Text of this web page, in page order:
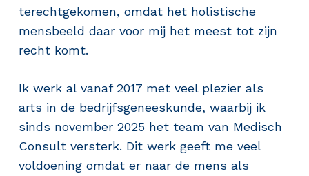
terechtgekomen, omdat het holistische
mensbeeld daar voor mij het meest tot zijn
recht komt.
Ik werk al vanaf 2017 met veel plezier als
arts in de bedrijfsgeneeskunde, waarbij ik
sinds november 2025 het team van Medisch
Consult versterk. Dit werk geeft me veel
voldoening omdat er naar de mens als